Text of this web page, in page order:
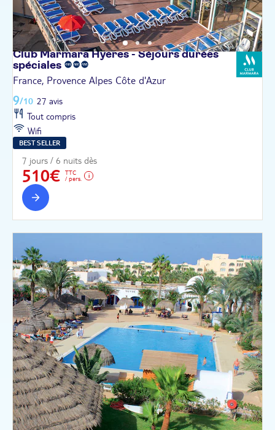
Club Marmara Hyères - Séjours durées
spéciales
France, Provence Alpes Côte d'Azur
9/10 27 avis
Tout compris
Wifi
BEST SELLER
7 jours / 6 nuits dès
510€
TTC
/ pers.